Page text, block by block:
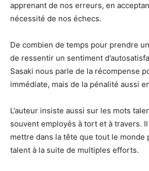
apprenant de nos erreurs, en
nécessité de nos échecs.
De combien de temps pour prendre
de ressentir un sentiment
Sasaki nous parle de la récompense
immédiate, mais de la pénalité aussi
L’auteur insiste aussi sur les mots
souvent employés à tort et à travers.
mettre dans la tête que tout le monde
talent à la suite de multiples efforts.